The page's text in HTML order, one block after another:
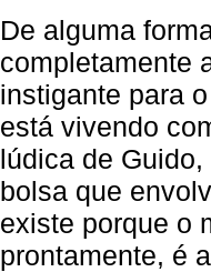
De alguma
completamente
instigante para
está vivendo
lúdica de
bolsa que
existe porque o
prontamente, é